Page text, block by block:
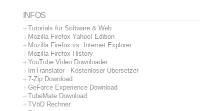
INFOS
Tutorials für Software & Web
Mozilla Firefox Yahoo! Edition
Mozilla Firefox vs. Internet Explorer
Mozilla Firefox History
YouTube Video Downloader
ImTranslator - Kostenloser Übersetzer
7-Zip Download
GeForce Experience Download
TubeMate Download
TVöD Rechner